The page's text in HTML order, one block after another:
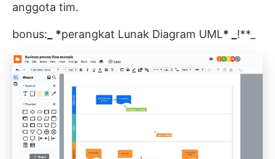
anggota tim.
bonus: _ *perangkat Lunak Diagram UML* _ !**_